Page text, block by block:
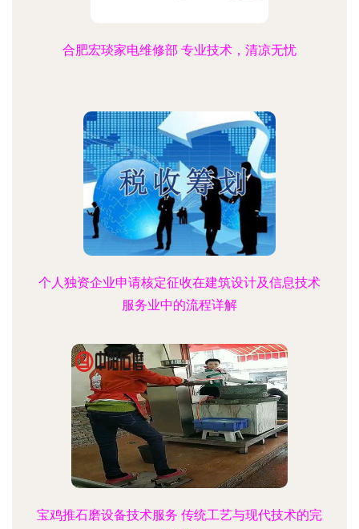
合肥宏琰家电维修部 专业技术，清凉无忧
个人独资企业申请核定征收在建筑设计及信息技术
服务业中的流程详解
宝鸡推石磨设备技术服务 传统工艺与现代技术的完